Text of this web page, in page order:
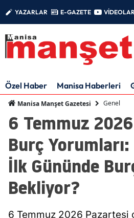
YAZARLAR E-GAZETE VİDEOLAR
Özel Haber Manisa Haberleri
Manisa Manşet Gazetesi Genel
6 Temmuz
Burç
İlk Gününde
Bekliyor?
6 Temmuz 2026 Pazartesi